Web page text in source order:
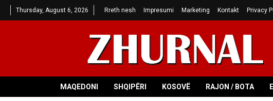
Thursday, August 6, 2026 Rreth nesh Impresumi Marketing Kontakt Privacy
MAQEDONI SHQIPËRI KOSOVË RAJON / BOTA